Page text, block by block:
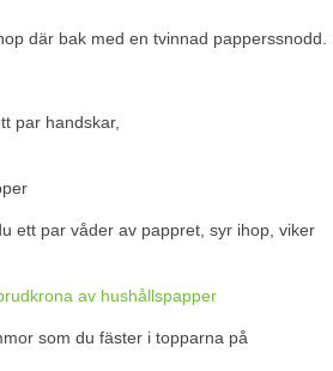
där bak med en tvinnad papperssnodd.
par handskar,
ett par våder av pappret, syr ihop, viker
som du fäster i topparna på